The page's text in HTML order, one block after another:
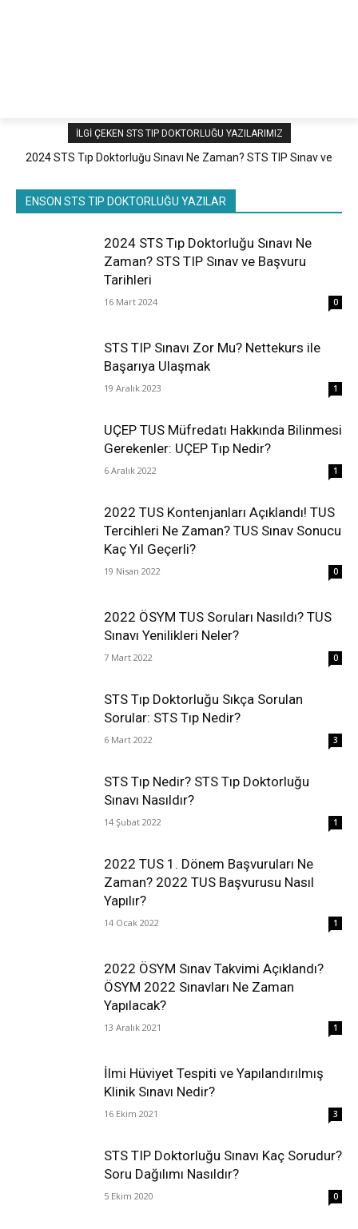
İLGI ÇEKEN STS TIP DOKTORLUĞU YAZILARIMIZ
2024 STS Tıp Doktorluğu Sınavı Ne Zaman? STS TIP Sınav ve
ENSON STS TIP DOKTORLUĞU YAZILAR
2024 STS Tıp Doktorluğu Sınavı Ne
Zaman? STS TIP Sınav ve Başvuru
Tarihleri
16 Mart 2024 0
STS TIP Sınavı Zor Mu? Nettekurs ile
Başarıya Ulaşmak
19 Aralık 2023 1
UÇEP TUS Müfredatı Hakkında Bilinmesi
Gerekenler: UÇEP Tıp Nedir?
6 Aralık 2022 1
2022 TUS Kontenjanları Açıklandı! TUS
Tercihleri Ne Zaman? TUS Sınav Sonucu
Kaç Yıl Geçerli?
19 Nisan 2022 0
2022 ÖSYM TUS Soruları Nasıldı? TUS
Sınavı Yenilikleri Neler?
7 Mart 2022 0
STS Tıp Doktorluğu Sıkça Sorulan
Sorular: STS Tıp Nedir?
6 Mart 2022 3
STS Tıp Nedir? STS Tıp Doktorluğu
Sınavı Nasıldır?
14 Şubat 2022 1
2022 TUS 1. Dönem Başvuruları Ne
Zaman? 2022 TUS Başvurusu Nasıl
Yapılır?
14 Ocak 2022 1
2022 ÖSYM Sınav Takvimi Açıklandı?
ÖSYM 2022 Sınavları Ne Zaman
Yapılacak?
13 Aralık 2021 1
İlmi Hüviyet Tespiti ve Yapılandırılmış
Klinik Sınavı Nedir?
16 Ekim 2021 3
STS TIP Doktorluğu Sınavı Kaç Sorudur?
Soru Dağılımı Nasıldır?
5 Ekim 2020 0